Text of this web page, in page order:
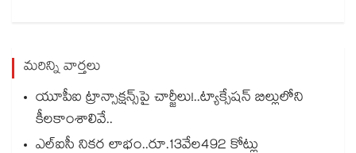
మరిన్ని వార్తలు
యూపీఐ ట్రాన్సాక్షన్స్‌‌‌‌‌‌‌‌‌‌‌‌‌‌‌‌పై చార్జీలు!..ట్యాక్సేషన్ బిల్లులోని
కీలకాంశాలివే..
ఎల్ఐసీ నికర లాభం..రూ.13వేల492 కోట్లు